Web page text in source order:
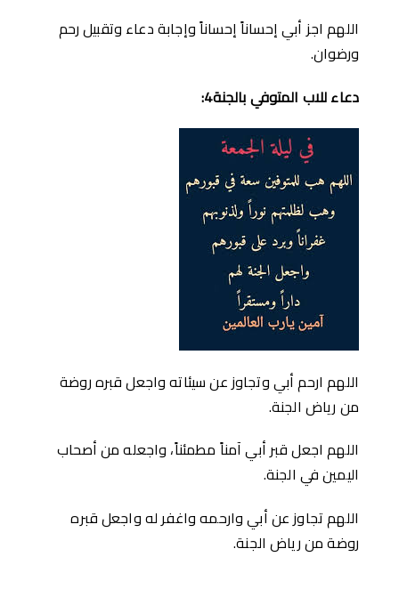
اللهم اجز أبي إحساناً إحساناً وإجابة دعاء وتقبيل رحم
ورضوان.
دعاء للاب المتوفي بالجنة4:
اللهم ارحم أبي وتجاوز عن سيئاته واجعل قبره روضة
من رياض الجنة.
اللهم اجعل قبر أبي آمناً مطمئناً، واجعله من أصحاب
اليمين في الجنة.
اللهم تجاوز عن أبي وارحمه واغفر له واجعل قبره
روضة من رياض الجنة.